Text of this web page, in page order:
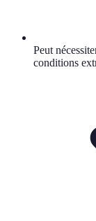
Peut
conditions